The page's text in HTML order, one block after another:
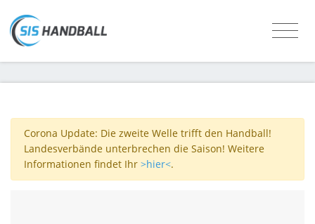
Corona Update: Die zweite Welle trifft den Handball!
Landesverbände unterbrechen die Saison! Weitere
Informationen findet Ihr >hier<.